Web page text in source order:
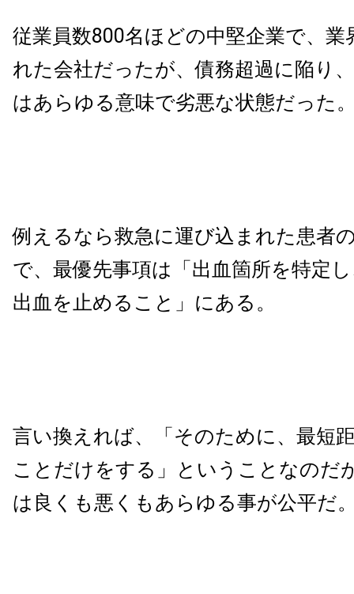
従業員数800名ほどの中堅企業で、業
れた会社だったが、債務超過に陥り
はあらゆる意味で劣悪な状態だった
例えるなら救急に運び込まれた患者
で、最優先事項は「出血箇所を特定
出血を止めること」にある。
言い換えれば、「そのために、最短
ことだけをする」ということなのだ
は良くも悪くもあらゆる事が公平だ